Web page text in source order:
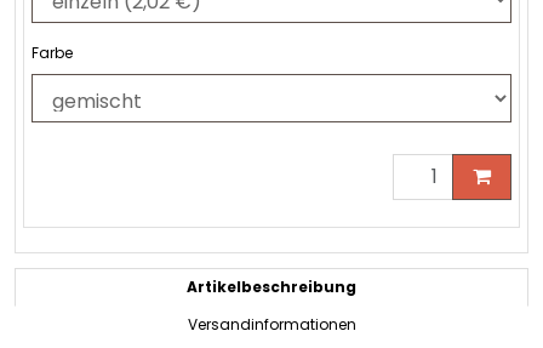
Farbe
Artikelbeschreibung
Versandinformationen